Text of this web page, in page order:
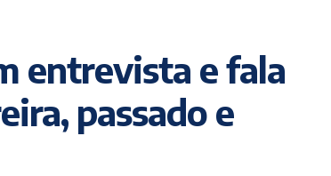
entrevista e fala
passado e